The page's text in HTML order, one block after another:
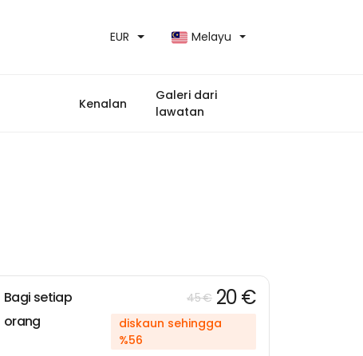
EUR Melayu
Kenalan
Galeri dari
lawatan
Bagi setiap
orang
45 € 20 €
diskaun sehingga
%56